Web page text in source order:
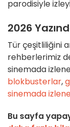
parodisiyle
2026
Tür çeşitliliğini
rehberlerimiz
sinemada
blokbusterlar,
sinemada
Bu sayfa